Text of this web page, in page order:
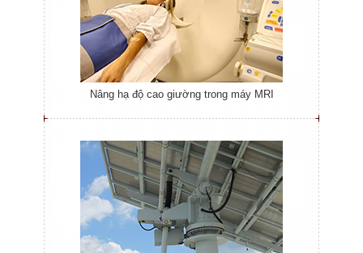
Nâng hạ độ cao giường trong máy MRI